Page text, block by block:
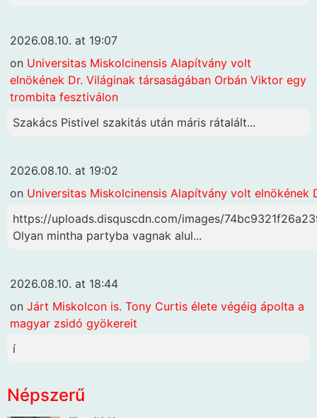
2026.08.10. at 19:07
on Universitas Miskolcinensis Alapítvány volt
elnökének Dr. Világinak társaságában Orbán Viktor egy
trombita fesztiválon
Szakács Pistivel szakitás után máris rátalált...
2026.08.10. at 19:02
on Universitas Miskolcinensis Alapítvány volt
https://uploads.disquscdn.com/images/
Olyan mintha partyba vagnak alul...
2026.08.10. at 18:44
on Járt Miskolcon is. Tony Curtis élete végéig ápolta a
magyar zsidó gyökereit
í
Népszerű